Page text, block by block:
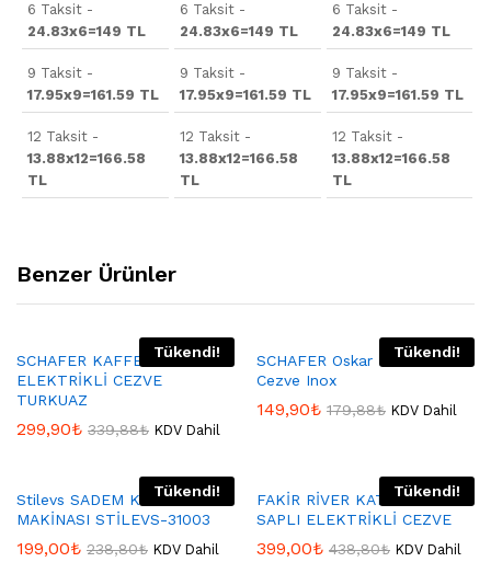
6 Taksit -
24.83x6=149 TL
9 Taksit -
17.95x9=161.59 TL
12 Taksit -
13.88x12=166.58
TL
6 Taksit -
24.83x6=149 TL
9 Taksit -
17.95x9=161.59 TL
12 Taksit -
13.88x12=166.58
TL
6 Taksit -
24.83x6=149 TL
9 Taksit -
17.95x9=161.59 TL
12 Taksit -
13.88x12=166.58
TL
Benzer Ürünler
Tükendi!
SCHAFER KAFFEEFAN
ELEKTRİKLİ CEZVE
TURKUAZ
299,90₺ 339,88₺ KDV Dahil
Tükendi!
SCHAFER Oskar Elektrikli
Cezve Inox
149,90₺ 179,88₺ KDV Dahil
Tükendi!
Stilevs SADEM KAHVE
MAKİNASI STİLEVS-31003
199,00₺ 238,80₺ KDV Dahil
Tükendi!
FAKİR RİVER KATLANABİLİR
SAPLI ELEKTRİKLİ CEZVE
399,00₺ 438,80₺ KDV Dahil